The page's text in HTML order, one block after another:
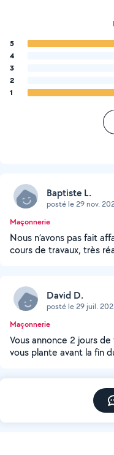
5
4
3
2
1
Baptiste L.
posté le 29 nov.
Maçonnerie
Nous n’avons pas fait
cours de travaux, très
David D.
posté le 29 juil.
Maçonnerie
Vous annonce 2 jours
vous plante avant la fin